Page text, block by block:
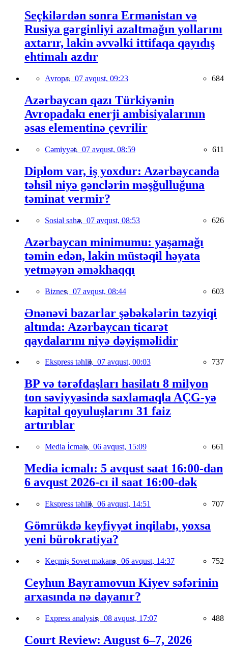
Seçkilərdən sonra Ermənistan və
Rusiya gərginliyi azaltmağın yollarını
axtarır, lakin əvvəlki ittifaqa qayıdış
ehtimalı azdır
Avropa, 07 avqust, 09:23 684
Azərbaycan qazı Türkiyənin
Avropadakı enerji ambisiyalarının
əsas elementinə çevrilir
Cəmiyyət, 07 avqust, 08:59 611
Diplom var, iş yoxdur: Azərbaycanda
təhsil niyə gənclərin məşğulluğuna
təminat vermir?
Sosial sahə, 07 avqust, 08:53 626
Azərbaycan minimumu: yaşamağı
təmin edən, lakin müstəqil həyata
yetməyən əməkhaqqı
Biznes, 07 avqust, 08:44 603
Ənənəvi bazarlar şəbəkələrin təzyiqi
altında: Azərbaycan ticarət
qaydalarını niyə dəyişməlidir
Ekspress təhlil, 07 avqust, 00:03 737
BP və tərəfdaşları hasilatı 8 milyon
ton səviyyəsində saxlamaqla AÇG-yə
kapital qoyuluşlarını 31 faiz
artırıblar
Media İcmalı, 06 avqust, 15:09 661
Media icmalı: 5 avqust saat 16:00-dan
6 avqust 2026-cı il saat 16:00-dək
Ekspress təhlil, 06 avqust, 14:51 707
Gömrükdə keyfiyyət inqilabı, yoxsa
yeni bürokratiya?
Keçmiş Sovet məkanı, 06 avqust, 14:37 752
Ceyhun Bayramovun Kiyev səfərinin
arxasında nə dayanır?
Express analysis, 08 avqust, 17:07 488
Court Review: August 6–7, 2026